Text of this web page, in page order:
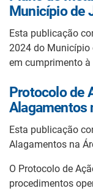
Município de
Esta publicação
2024 do Município
em cumprimento
Protocolo de
Alagamentos
Esta publicação
Alagamentos na
O Protocolo de
procedimentos